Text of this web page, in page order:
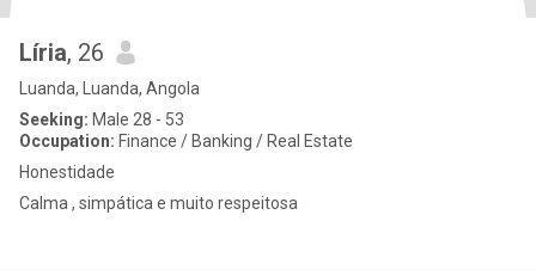
Líria, 26
Luanda, Luanda, Angola
Seeking: Male 28 - 53
Occupation: Finance / Banking / Real Estate
Honestidade
Calma , simpática e muito respeitosa